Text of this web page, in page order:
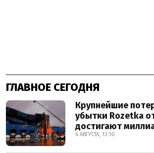
ГЛАВНОЕ СЕГОДНЯ
Крупнейшие
убытки Rozetka
достигают
6 АВГУСТА, 12:10